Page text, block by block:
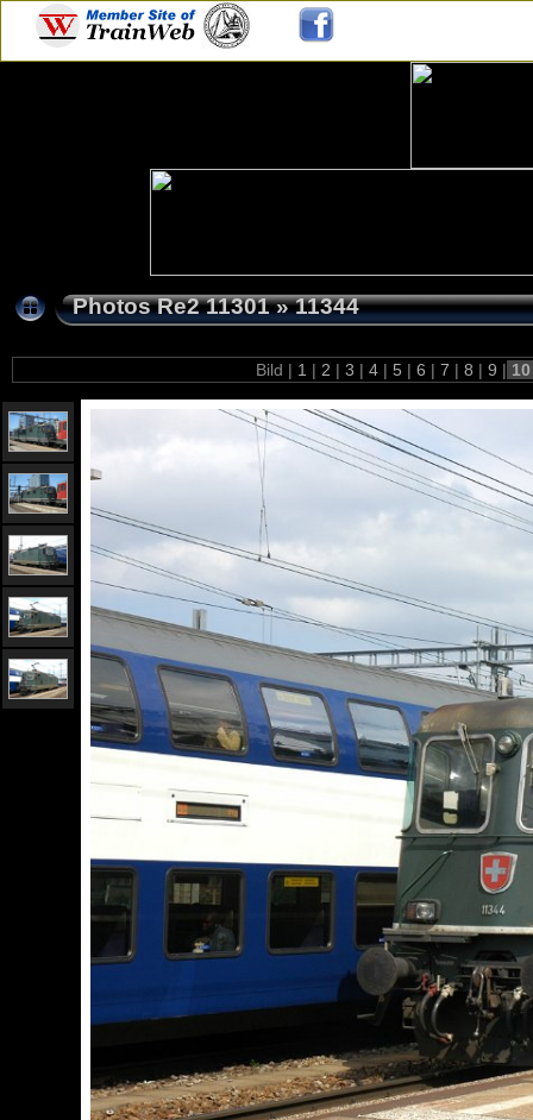
Photos Re2 11301»11344
Bild | 1 | 2 | 3 | 4 | 5 | 6 | 7 | 8 | 9 |